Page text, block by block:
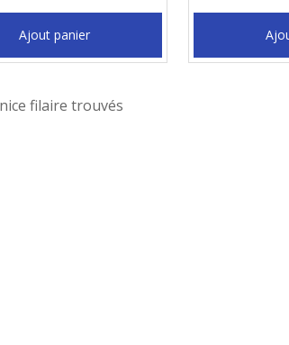
Ajout panier
filaire trouvés